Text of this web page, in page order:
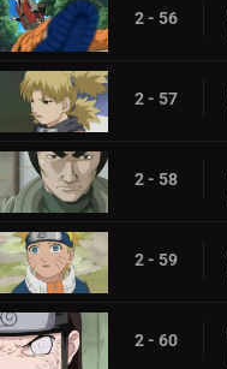
2 - 56
2 - 57
2 - 58
2 - 59
2 - 60